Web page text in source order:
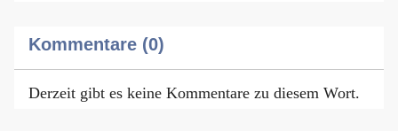
Kommentare (0)
Derzeit gibt es keine Kommentare zu diesem Wort.